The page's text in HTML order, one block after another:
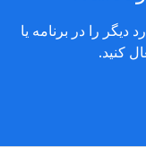
را در برنامه یا